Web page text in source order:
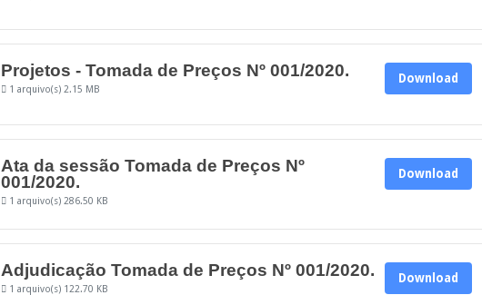
Projetos - Tomada de Preços Nº 001/2020.
1 arquivo(s) 2.15 MB
Download
Ata da sessão Tomada de Preços Nº
001/2020.
1 arquivo(s) 286.50 KB
Download
Adjudicação Tomada de Preços Nº 001/2020.
1 arquivo(s) 122.70 KB
Download